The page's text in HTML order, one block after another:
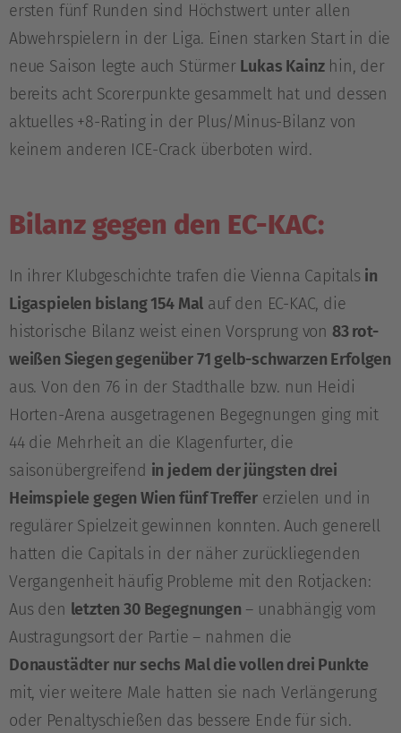
ersten fünf Runden sind Höchstwert unter allen
Abwehrspielern in der Liga. Einen starken Start in die
neue Saison legte auch Stürmer Lukas Kainzhin, der
bereits acht Scorerpunkte gesammelt hat und dessen
aktuelles +8-Rating in der Plus/Minus-Bilanz von
keinem anderen ICE-Crack überboten wird.
Bilanz gegen den EC-KAC:
In ihrer Klubgeschichte trafen die Vienna Capitals in
Ligaspielen bislang 154 Mal auf den EC-KAC, die
historische Bilanz weist einen Vorsprung von 83 rot-
weißen Siegen gegenüber 71 gelb-schwarzen Erfolgen
aus. Von den 76 in der Stadthalle bzw. nun Heidi
Horten-Arena ausgetragenen Begegnungen ging mit
44 die Mehrheit an die Klagenfurter, die
saisonübergreifend in jedem der jüngsten drei
Heimspiele gegen Wien fünf Treffererzielen und in
regulärer Spielzeit gewinnen konnten. Auch generell
hatten die Capitals in der näher zurückliegenden
Vergangenheit häufig Probleme mit den Rotjacken:
Aus den letzten 30 Begegnungen – unabhängig vom
Austragungsort der Partie – nahmen die
Donaustädter nur sechs Mal die vollen drei Punkte
mit, vier weitere Male hatten sie nach Verlängerung
oder Penaltyschießen das bessere Ende für sich.